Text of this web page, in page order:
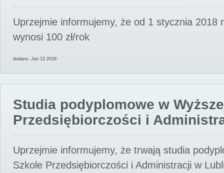
Uprzejmie informujemy, że od 1 stycznia 2018
wynosi 100 zł/rok
dodano: Jan 13 2018
Studia podyplomowe w
Przedsiębiorczości i
Uprzejmie informujemy, że trwają studia
Szkole Przedsiębiorczości i Administracji w